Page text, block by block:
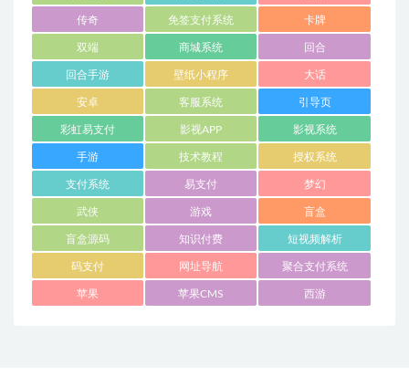
传奇 免签支付系统 卡牌
双端 商城系统 回合
回合手游 壁纸小程序 大话
安卓 客服系统 引导页
彩虹易支付 影视APP 影视系统
手游 技术教程 授权系统
支付系统 易支付 梦幻
武侠 游戏 盲盒
盲盒源码 知识付费 短视频解析
码支付 网址导航 聚合支付系统
苹果 苹果CMS 西游